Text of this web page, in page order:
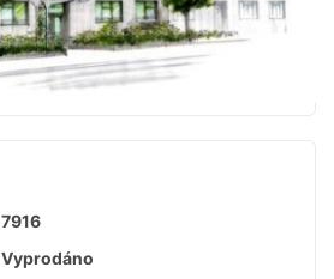
7916
Vyprodáno